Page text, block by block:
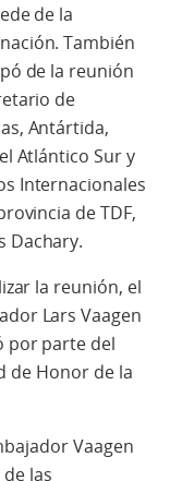
de la
También
de la reunión
de
Antártida,
Atlántico Sur y
Internacionales
de TDF,
Dachary.
la reunión, el
Lars Vaagen
por parte del
de Honor de la
Vaagen
las